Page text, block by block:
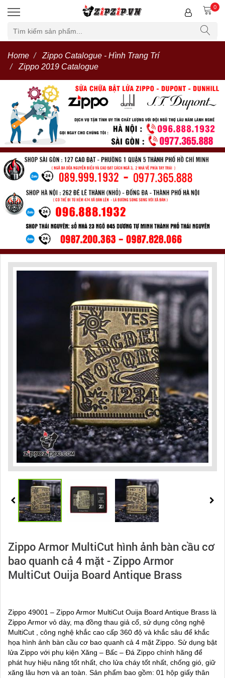
0
Home
Zippo Catalogue - Hình Trang Trí
Zippo 2019 Catalogue
Zippo Armor MultiCut hình ảnh bàn cầu cơ
bao quanh cả 4 mặt - Zippo Armor
MultiCut Ouija Board Antique Brass
Zippo 49001 – Zippo Armor MultiCut Ouija Board Antique Brass là
Zippo Armor vỏ dày, mạ đồng thau giả cổ, sử dụng công nghệ
MultiCut , công nghệ khắc cao cấp 360 độ và khắc sâu để khắc
họa hình ảnh bàn cầu cơ bao quanh cả 4 mặt Zippo. Sử dụng bật
lửa Zippo với phụ kiện Xăng – Bấc – Đá Zippo chính hãng để
phát huy hiệu năng tốt nhất, cho lửa cháy tốt nhất, chống gió, giữ
xăng lâu hơn và an toàn. Sản phẩm bao gồm: 01 hộp giấy thân